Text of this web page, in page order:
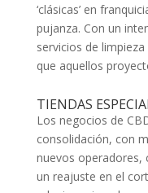
‘clásicas’ en
pujanza. Con un
servicios de
que aquellos
TIENDAS
Los negocios de
consolidación, con
nuevos operadores,
un reajuste en el